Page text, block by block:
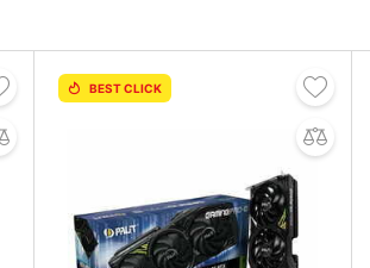
BEST CLICK